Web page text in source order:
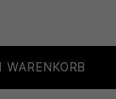
WARENKORB